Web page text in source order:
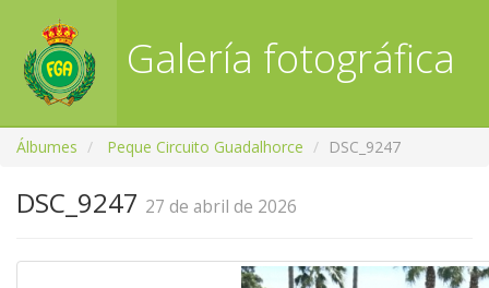
Galería fotográfica
RFGA
Álbumes Peque Circuito Guadalhorce DSC_9247
DSC_9247 27 de abril de 2026